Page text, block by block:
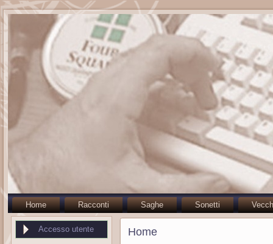
Home Racconti Saghe Sonetti
Accesso utente Home